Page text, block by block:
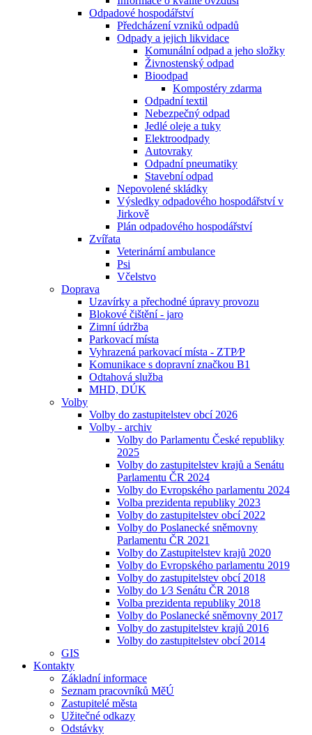
Odpadové hospodářství
Předcházení vzniků odpadů
Odpady a jejich likvidace
Komunální odpad a jeho složky
Živnostenský odpad
Bioodpad
Kompostéry zdarma
Odpadní textil
Nebezpečný odpad
Jedlé oleje a tuky
Elektroodpady
Autovraky
Odpadní pneumatiky
Stavební odpad
Nepovolené skládky
Výsledky odpadového hospodářství v
Jirkově
Plán odpadového hospodářství
Zvířata
Veterinární ambulance
Psi
Včelstvo
Doprava
Uzavírky a přechodné úpravy provozu
Blokové čištění - jaro
Zimní údržba
Parkovací místa
Vyhrazená parkovací místa - ZTP⁄P
Komunikace s dopravní značkou B1
Odtahová služba
MHD, DÚK
Volby
Volby do zastupitelstev obcí 2026
Volby - archiv
Volby do Parlamentu České republiky
2025
Volby do zastupitelstev krajů a Senátu
Parlamentu ČR 2024
Volby do Evropského parlamentu 2024
Volba prezidenta republiky 2023
Volby do zastupitelstev obcí 2022
Volby do Poslanecké sněmovny
Parlamentu ČR 2021
Volby do Zastupitelstev krajů 2020
Volby do Evropského parlamentu 2019
Volby do zastupitelstev obcí 2018
Volby do 1⁄3 Senátu ČR 2018
Volba prezidenta republiky 2018
Volby do Poslanecké sněmovny 2017
Volby do zastupitelstev krajů 2016
Volby do zastupitelstev obcí 2014
GIS
Kontakty
Základní informace
Seznam pracovníků MěÚ
Zastupitelé města
Užitečné odkazy
Odstávky